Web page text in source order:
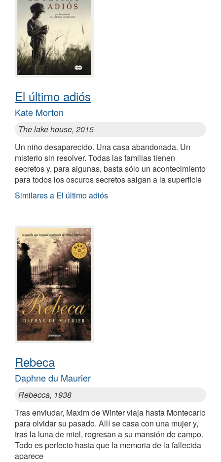
El último adiós
Kate Morton
The lake house, 2015
Un niño desaparecido. Una casa abandonada. Un
misterio sin resolver. Todas las familias tienen
secretos y, para algunas, basta sólo un acontecimiento
para todos los oscuros secretos salgan a la superficie
Similares a El último adiós
Rebeca
Daphne du Maurier
Rebecca, 1938
Tras enviudar, Maxim de Winter viaja hasta Montecarlo
para olvidar su pasado. Allí se casa con una mujer y,
tras la luna de miel, regresan a su mansión de campo.
Todo es perfecto hasta que la memoria de la fallecida
aparece